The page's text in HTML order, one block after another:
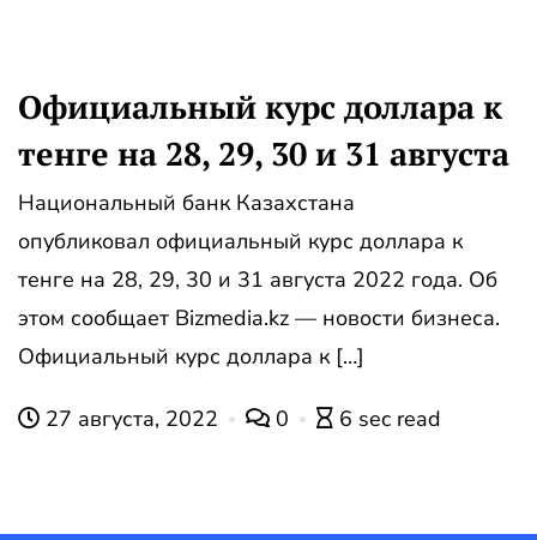
Официальный курс доллара к
тенге на 28, 29, 30 и 31 августа
Национальный банк Казахстана
опубликовал официальный курс доллара к
тенге на 28, 29, 30 и 31 августа 2022 года. Об
этом сообщает Bizmedia.kz — новости бизнеса.
Официальный курс доллара к […]
27 августа, 2022 0 6 sec read